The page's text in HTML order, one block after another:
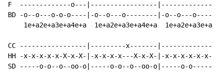
F  -------------o---|-----------------
BD -o--o---o-o-o----|-o--o---o--------|-o--o---
1e+a2e+a3e+a4e+a  1e+a2e+a3e+a4e+a
CC -----------------|---------x-------
HH -x-x-x-x-x-X-x-X-|-x-x-x-x---X-x-X-|-x-x-x-x-x-
SD -----o-o--o--oo-o|-----o-o--o--oo-o|-----o-o-----